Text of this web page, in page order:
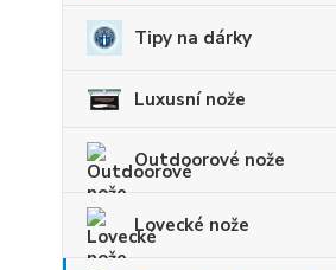
Tipy na dárky
Luxusní nože
Outdoorové nože
Lovecké nože